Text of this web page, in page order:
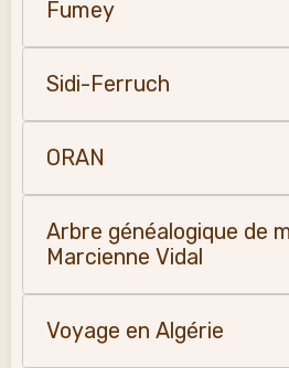
Fumey
Sidi-Ferruch
ORAN
Arbre généalogique de
Marcienne Vidal
Voyage en Algérie